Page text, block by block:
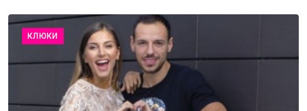
КЛЮКИ